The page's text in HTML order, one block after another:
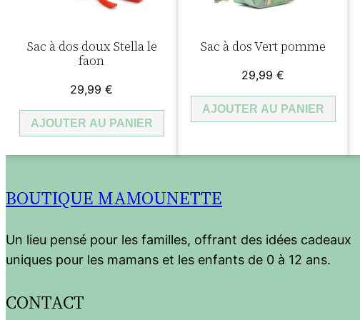
Sac à dos doux Stella le
faon
29,99 €
AJOUTER AU PANIER
Sac à dos Vert pomme
29,99 €
AJOUTER AU PANIER
BOUTIQUE MAMOUNETTE
Un lieu pensé pour les familles, offrant des idées cadeaux
uniques pour les mamans et les enfants de 0 à 12 ans.
CONTACT